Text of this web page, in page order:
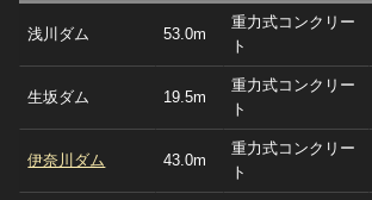
浅川ダム 53.0m
重力式コンクリー
ト
生坂ダム 19.5m
重力式コンクリー
ト
伊奈川ダム 43.0m
重力式コンクリー
ト